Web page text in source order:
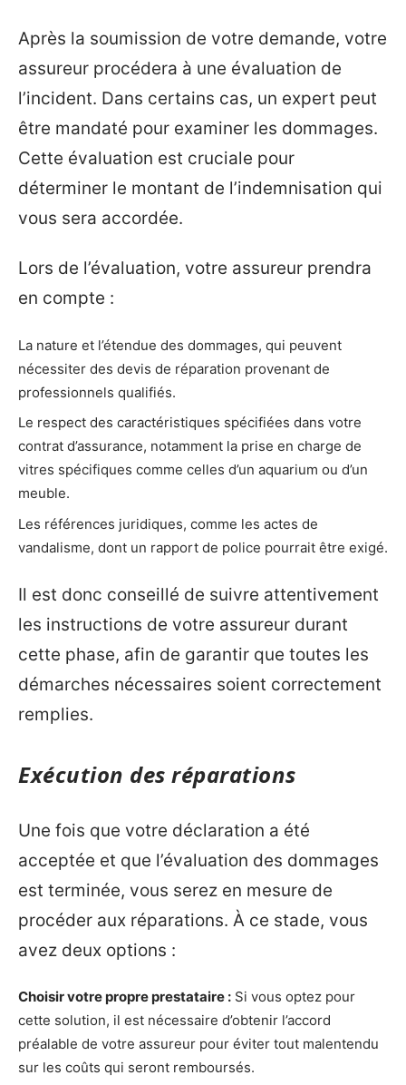
Après la soumission de votre demande, votre
assureur procédera à une évaluation de
l’incident. Dans certains cas, un expert peut
être mandaté pour examiner les dommages.
Cette évaluation est cruciale pour
déterminer le montant de l’indemnisation qui
vous sera accordée.
Lors de l’évaluation, votre assureur prendra
en compte :
La nature et l’étendue des dommages, qui peuvent
nécessiter des devis de réparation provenant de
professionnels qualifiés.
Le respect des caractéristiques spécifiées dans votre
contrat d’assurance, notamment la prise en charge de
vitres spécifiques comme celles d’un aquarium ou d’un
meuble.
Les références juridiques, comme les actes de
vandalisme, dont un rapport de police pourrait être exigé.
Il est donc conseillé de suivre attentivement
les instructions de votre assureur durant
cette phase, afin de garantir que toutes les
démarches nécessaires soient correctement
remplies.
Exécution des réparations
Une fois que votre déclaration a été
acceptée et que l’évaluation des dommages
est terminée, vous serez en mesure de
procéder aux réparations. À ce stade, vous
avez deux options :
Choisir votre propre prestataire : Si vous optez pour
cette solution, il est nécessaire d’obtenir l’accord
préalable de votre assureur pour éviter tout malentendu
sur les coûts qui seront remboursés.